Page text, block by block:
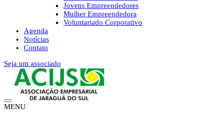
Jovens Empreendedores
Mulher Empreendedora
Voluntariado Corporativo
Agenda
Notícias
Contato
Seja um associado
MENU